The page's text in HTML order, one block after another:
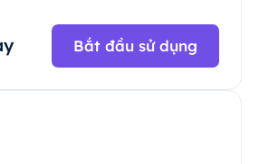
Bắt đầu sử dụng